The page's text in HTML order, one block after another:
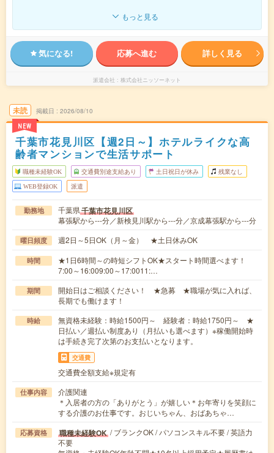
もっと見る
気になる! 応募へ進む 詳しく見る
派遣会社 株式会社ニッソーネット
未読
NEW
掲載日 2026/08/10
千葉市花見川区【週2日～】ホテルライクな高
齢者マンションで生活サポート
職種未経験OK 交通費別途支給あり 土日祝日が休み 残業なし
WEB登録OK 派遣
勤務地 千葉県千葉市花見川区
幕張駅から---分／新検見川駅から---分／京成幕張駅から---分
曜日頻度 週2日～5日OK（月～金） ★土日休みOK
時間
★1日6時間～の時短シフトOK★スタート時間選べます！
7:00～16:009:00～17:0011:…
期間
開始日はご相談ください！ ★急募 ★職場が気に入れば、
長期でも働けます！
時給
無資格未経験：時給1500円～ 経験者：時給1750円～ ★
日払い／週払い制度あり（月払いも選べます）※稼働開始時
は手続き完了次第のお支払いとなります。
交通費
交通費全額支給※規定有
仕事内容
介護関連
＊入居者の方の「ありがとう」が嬉しい＊お年寄りを笑顔に
する介護のお仕事です。おじいちゃん、おばあちゃ…
応募資格 職種未経験OK / ブランクOK / パソコンスキル不要 / 英語力
不要